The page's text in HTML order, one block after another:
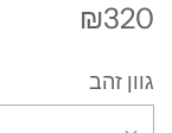
₪320
גוון זהב